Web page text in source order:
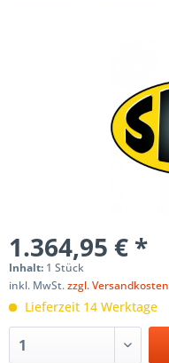
1.364,95 € *
Inhalt: 1 Stück
inkl. MwSt.zzgl. Versandkosten
Lieferzeit 14 Werktage